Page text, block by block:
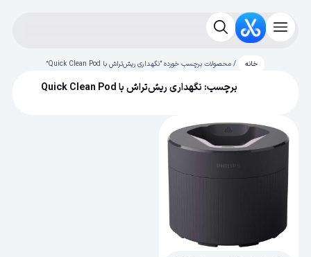
خانه / محصولات برچسب خورده “نگهداری ریش‌تراش با Quick Clean Pod”
برچسب: نگهداری ریش‌تراش با Quick Clean Pod